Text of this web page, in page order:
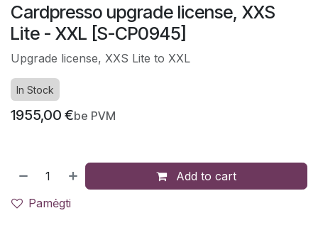
Cardpresso upgrade license, XXS
Lite - XXL [S-CP0945]
Upgrade license, XXS Lite to XXL
In Stock
1955,00 €be PVM
Add to cart
Pamėgti